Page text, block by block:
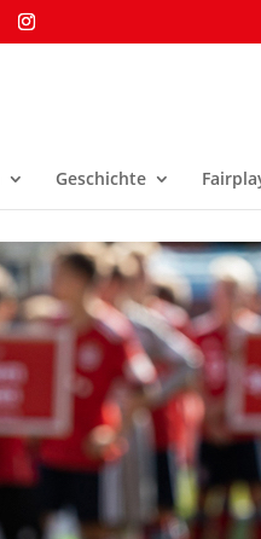
Geschichte